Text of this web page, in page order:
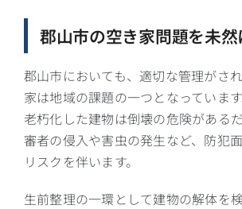
郡山市の空き家問題を未然
郡山市においても、適切な管理がさ
家は地域の課題の一つとなっています
老朽化した建物は倒壊の危険がある
審者の侵入や害虫の発生など、防犯
リスクを伴います。
生前整理の一環として建物の解体を